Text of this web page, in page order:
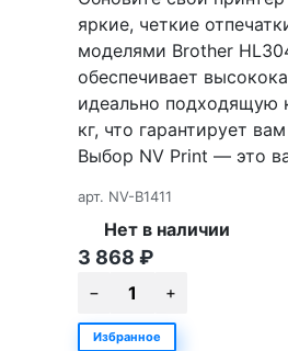
яркие, четкие
моделями Brother
обеспечивает
идеально подходящую
кг, что гарантирует
Выбор NV Print — это
арт. NV-B1411
Нет в наличии
3 868 ₽
Избранное